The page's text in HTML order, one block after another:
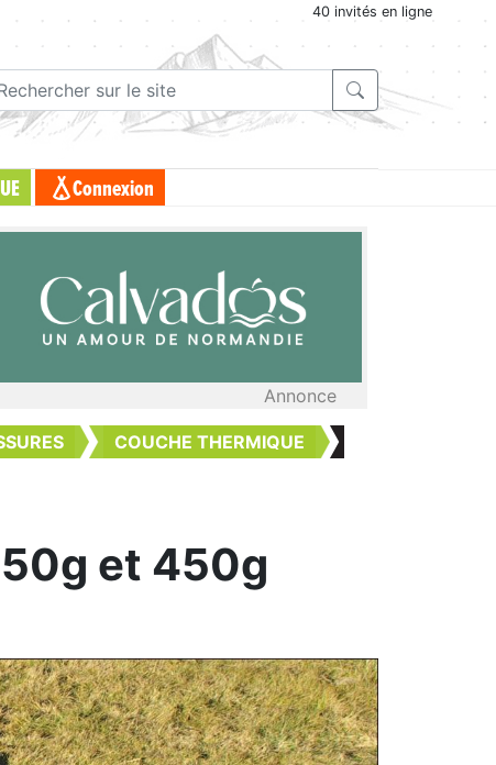
40 invités en ligne
Connexion
Annonce
COUCHE THERMIQUE
et 450g